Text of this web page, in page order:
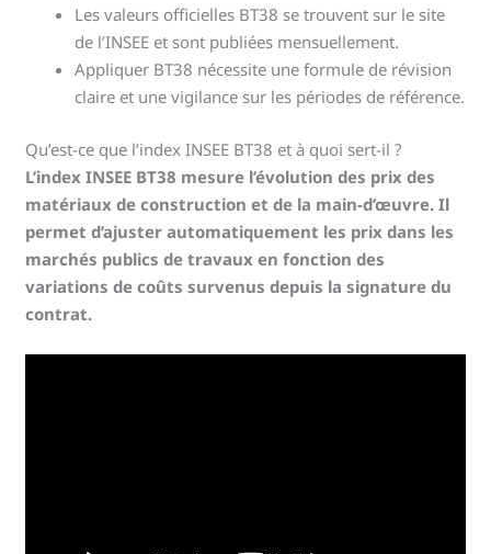
Les valeurs officielles BT38 se trouvent sur le site
de l’INSEE et sont publiées mensuellement.
Appliquer BT38 nécessite une formule de révision
claire et une vigilance sur les périodes de référence.
Qu’est-ce que l’index INSEE BT38 et à quoi sert-il ?
L’index INSEE BT38 mesure l’évolution des prix des
matériaux de construction et de la main-d’œuvre. Il
permet d’ajuster automatiquement les prix dans les
marchés publics de travaux en fonction des
variations de coûts survenus depuis la signature du
contrat.